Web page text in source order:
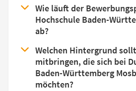
Wie läuft der
Hochschule Baden-
ab?
Welchen Hintergrund
mitbringen, die sich bei
Baden-Württemberg
möchten?